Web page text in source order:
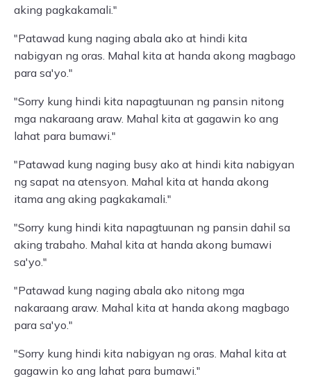
aking pagkakamali."
"Patawad kung naging abala ako at hindi kita
nabigyan ng oras. Mahal kita at handa akong magbago
para sa'yo."
"Sorry kung hindi kita napagtuunan ng pansin nitong
mga nakaraang araw. Mahal kita at gagawin ko ang
lahat para bumawi."
"Patawad kung naging busy ako at hindi kita nabigyan
ng sapat na atensyon. Mahal kita at handa akong
itama ang aking pagkakamali."
"Sorry kung hindi kita napagtuunan ng pansin dahil sa
aking trabaho. Mahal kita at handa akong bumawi
sa'yo."
"Patawad kung naging abala ako nitong mga
nakaraang araw. Mahal kita at handa akong magbago
para sa'yo."
"Sorry kung hindi kita nabigyan ng oras. Mahal kita at
gagawin ko ang lahat para bumawi."